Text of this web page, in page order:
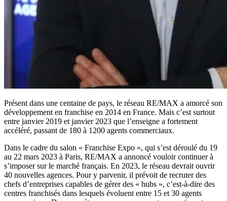
Présent dans une centaine de pays, le réseau RE/MAX a amorcé son
développement en franchise en 2014 en France. Mais c’est surtout
entre janvier 2019 et janvier 2023 que l’enseigne a fortement
accéléré, passant de 180 à 1200 agents commerciaux.
Dans le cadre du salon « Franchise Expo », qui s’est déroulé du 19
au 22 mars 2023 à Paris, RE/MAX a annoncé vouloir continuer à
s’imposer sur le marché français. En 2023, le réseau devrait ouvrir
40 nouvelles agences. Pour y parvenir, il prévoit de recruter des
chefs d’entreprises capables de gérer des « hubs », c’est-à-dire des
centres franchisés dans lesquels évoluent entre 15 et 30 agents